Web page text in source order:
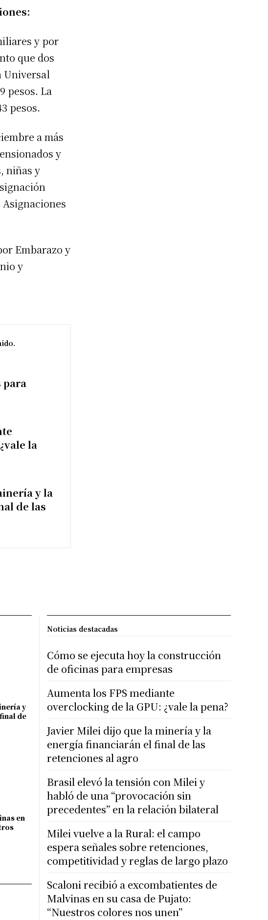
y por
que dos
Universal
pesos. La
pesos.
a más
y
niñas y
Embarazo y
y
para
la
y la
de las
y
de
en
Noticias destacadas
Cómo se ejecuta hoy la construcción
de oficinas para empresas
Aumenta los FPS mediante
overclocking de la GPU: ¿vale la pena?
Javier Milei dijo que la minería y la
energía financiarán el final de las
retenciones al agro
Brasil elevó la tensión con Milei y
habló de una “provocación sin
precedentes” en la relación bilateral
Milei vuelve a la Rural: el campo
espera señales sobre retenciones,
competitividad y reglas de largo plazo
Scaloni recibió a excombatientes de
Malvinas en su casa de Pujato:
“Nuestros colores nos unen”